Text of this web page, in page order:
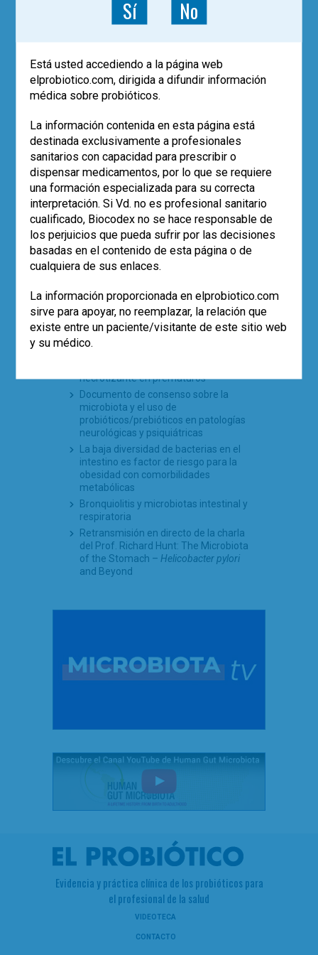
un usuario registrado
publicar un comentario.
POST RECIENTES
Los datos de vida real confirman el
papel de
pylori
Eco-solidaridad para superar la
adversidad
El uso de probióticos aumenta, pero…
¿quién los recomienda?
Empleo de la cepa Saccharomyces
boulardiiCNCM I-745 en la prevención
de la diarrea asociada a antibióticos
en pediatría (estudio SABURA)
El largo camino iberolatinoamericano
de la microbiota en 2025
TE PUEDE INTERESAR
necrotizante en prematuros
Documento de consenso sobre la
microbiota y el uso de
probióticos/prebióticos en patologías
neurológicas y psiquiátricas
La baja diversidad de bacterias en el
intestino es factor de riesgo para la
obesidad con comorbilidades
metabólicas
Bronquiolitis y microbiotas intestinal y
respiratoria
Retransmisión en directo de la charla
del Prof. Richard Hunt: The Microbiota
of the Stomach – Helicobacter pylori
and Beyond
Evidencia y práctica clínica de los probióticos para
el profesional de la salud
VIDEOTECA
CONTACTO
Sí No
Está usted accediendo a la página web
elprobiotico.com, dirigida a difundir información
médica sobre probióticos.
La información contenida en esta página está
destinada exclusivamente a profesionales
sanitarios con capacidad para prescribir o
dispensar medicamentos, por lo que se requiere
una formación especializada para su correcta
interpretación. Si Vd. no es profesional sanitario
cualificado, Biocodex no se hace responsable de
los perjuicios que pueda sufrir por las decisiones
basadas en el contenido de esta página o de
cualquiera de sus enlaces.
La información proporcionada en elprobiotico.com
sirve para apoyar, no reemplazar, la relación que
existe entre un paciente/visitante de este sitio web
y su médico.